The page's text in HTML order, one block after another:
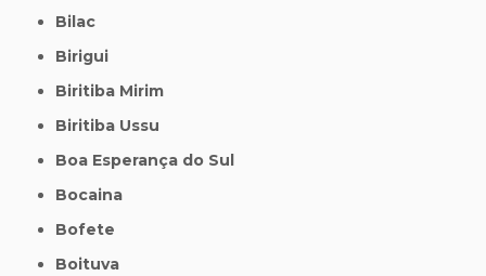
Bilac
Birigui
Biritiba Mirim
Biritiba Ussu
Boa Esperança do Sul
Bocaina
Bofete
Boituva